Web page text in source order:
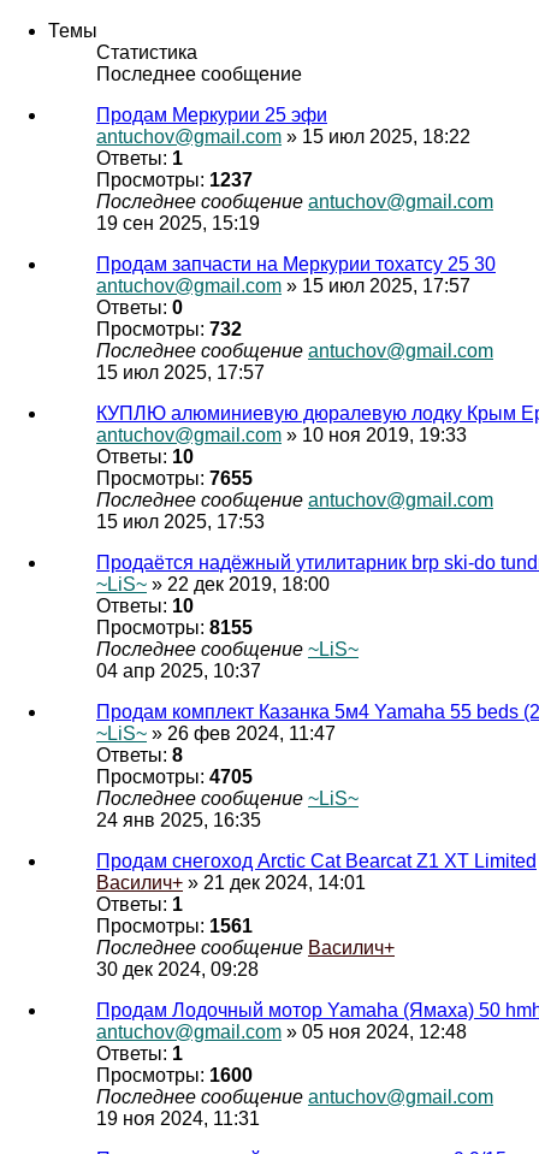
Темы
Статистика
Последнее сообщение
Продам Меркурии 25 эфи
antuchov@gmail.com » 15 июл 2025, 18:22
Ответы: 1
Просмотры: 1237
Последнее сообщение antuchov@gmail.com
19 сен 2025, 15:19
Продам запчасти на Меркурии тохатсу 25 30
antuchov@gmail.com » 15 июл 2025, 17:57
Ответы: 0
Просмотры: 732
Последнее сообщение antuchov@gmail.com
15 июл 2025, 17:57
КУПЛЮ алюминиевую дюралевую лодку Крым
antuchov@gmail.com » 10 ноя 2019, 19:33
Ответы: 10
Просмотры: 7655
Последнее сообщение antuchov@gmail.com
15 июл 2025, 17:53
Продаётся надёжный утилитарник brp ski-do
~LiS~ » 22 дек 2019, 18:00
Ответы: 10
Просмотры: 8155
Последнее сообщение ~LiS~
04 апр 2025, 10:37
Продам комплект Казанка 5м4 Yamaha 55 beds
~LiS~ » 26 фев 2024, 11:47
Ответы: 8
Просмотры: 4705
Последнее сообщение ~LiS~
24 янв 2025, 16:35
Продам снегоход Arctic Cat Bearcat Z1 XT Limited
Василич+ » 21 дек 2024, 14:01
Ответы: 1
Просмотры: 1561
Последнее сообщение Василич+
30 дек 2024, 09:28
Продам Лодочный мотор Yamaha (Ямаха) 50
antuchov@gmail.com » 05 ноя 2024, 12:48
Ответы: 1
Просмотры: 1600
Последнее сообщение antuchov@gmail.com
19 ноя 2024, 11:31